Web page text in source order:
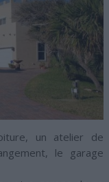
un atelier de
le garage